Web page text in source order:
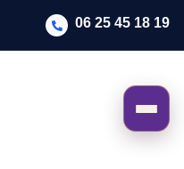
06 25 45 18 19